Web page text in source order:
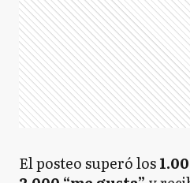
El posteo superó los